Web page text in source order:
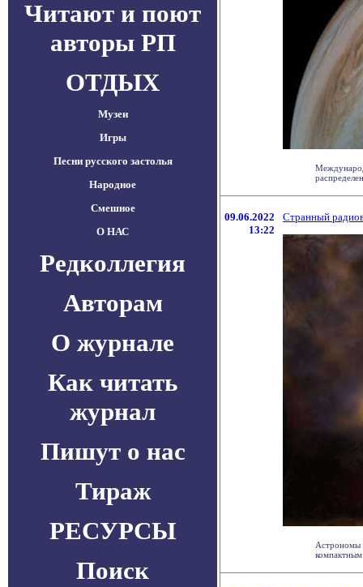
Читают и поют
авторы РП
ОТДЫХ
Музеи
Игры
Песни русского застолья
Народное
Смешное
О НАС
Редколлегия
Авторам
О журнале
Как читать
журнал
Пишут о нас
Тираж
РЕСУРСЫ
Поиск
09.06.2022
13:22
Странный
Астрономы